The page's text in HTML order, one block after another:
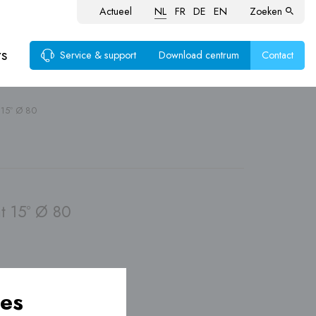
Actueel NL FR DE EN Zoeken
Service & support Download centrum Contact
Ø 80
15º Ø 80